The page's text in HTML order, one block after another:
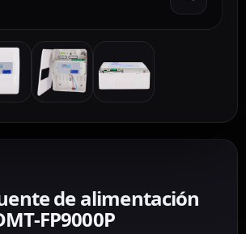
de alimentación
FP9000P